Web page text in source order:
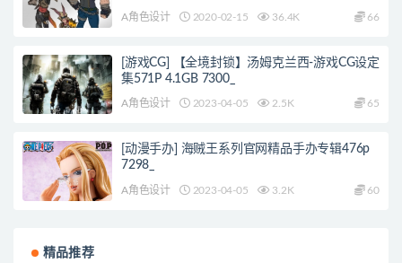
A角色设计 2020-02-15 36.4K 66
[游戏CG] 【全境封锁】汤姆克兰西-游戏CG设定
集571P 4.1GB 7300_
A角色设计 2023-04-05 2.5K 65
[动漫手办] 海贼王系列官网精品手办专辑476p
7298_
A角色设计 2023-04-05 3.2K 60
精品推荐